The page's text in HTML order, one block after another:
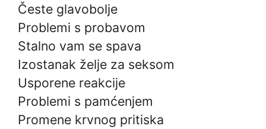
Česte glavobolje
Problemi s probavom
Stalno vam se spava
Izostanak želje za seksom
Usporene reakcije
Problemi s pamćenjem
Promene krvnog pritiska